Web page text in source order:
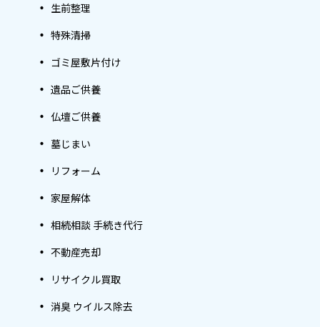
生前整理
特殊清掃
ゴミ屋敷片付け
遺品ご供養
仏壇ご供養
墓じまい
リフォーム
家屋解体
相続相談 手続き代行
不動産売却
リサイクル買取
消臭 ウイルス除去